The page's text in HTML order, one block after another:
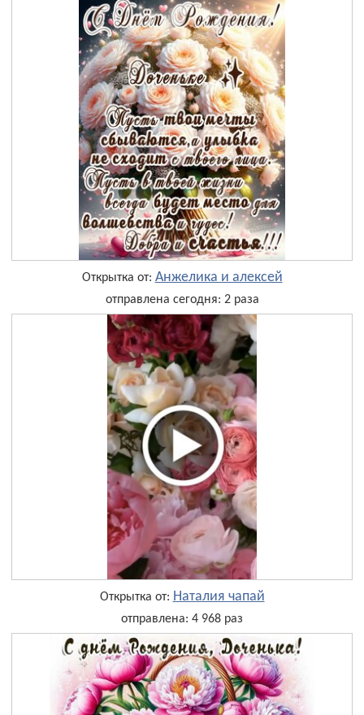
Открытка от: Анжелика и алексей
отправлена сегодня: 2 раза
Открытка от: Наталия чапай
отправлена: 4 968 раз